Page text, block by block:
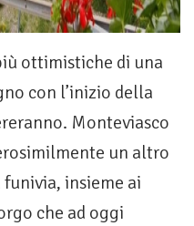
ottimistiche di una
con l’inizio della
Monteviasco
un altro
insieme ai
che ad oggi